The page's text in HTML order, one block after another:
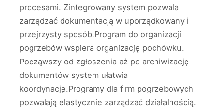
procesami. Zintegrowany system pozwala
zarządzać dokumentacją w uporządkowany i
przejrzysty sposób.Program do organizacji
pogrzebów wspiera organizację pochówku.
Począwszy od zgłoszenia aż po archiwizację
dokumentów system ułatwia
koordynację.Programy dla firm pogrzebowych
pozwalają elastycznie zarządzać działalnością.